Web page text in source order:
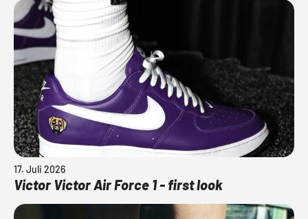
17. Juli 2026
Victor Victor Air Force 1 - first look